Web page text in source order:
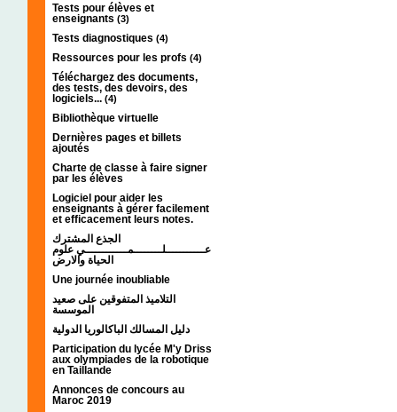
Tests pour élèves et
enseignants (3)
Tests diagnostiques (4)
Ressources pour les profs (4)
Téléchargez des documents,
des tests, des devoirs, des
logiciels... (4)
Bibliothèque virtuelle
Dernières pages et billets
ajoutés
Charte de classe à faire signer
par les élèves
Logiciel pour aider les
enseignants à gérer facilement
et efficacement leurs notes.
الجذع المشترك
عـــــــــــلــــــــمــــــــــــي علوم
الحياة والارض
Une journée inoubliable
التلاميذ المتفوقين على صعيد
الموسسة
دليل المسالك الباكالوريا الدولية
Participation du lycée M'y Driss
aux olympiades de la robotique
en Taillande
Annonces de concours au
Maroc 2019